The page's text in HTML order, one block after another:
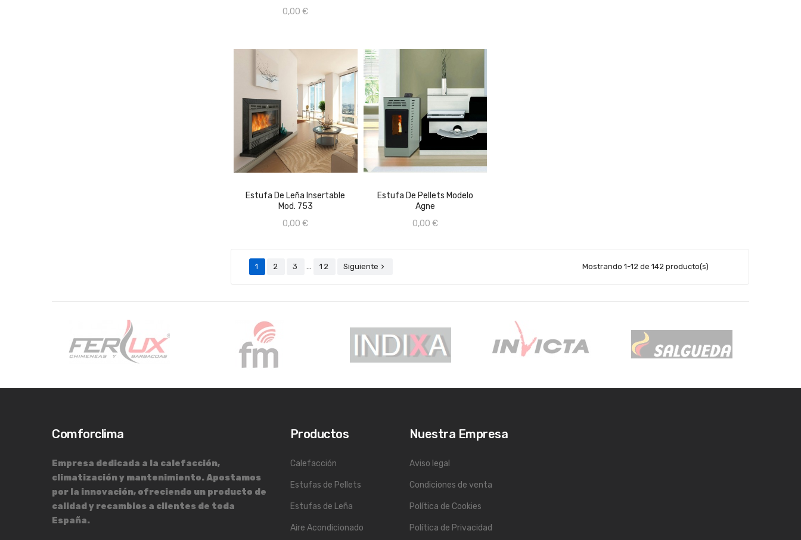
0,00 €
Estufa De Leña Insertable
Mod. 753
0,00 €
Estufa De Pellets Modelo
Agne
0,00 €
CONSULTAR PRECIO EN
TIENDA FÍSICA 659670368
AÑADIR AL CARRITO
1 2 3 … 12 Siguiente  Mostrando 1-12 de 142 producto(s)
Comforclima
Empresa dedicada a la calefacción,
climatización y mantenimiento. Apostamos
por la innovación, ofreciendo un producto de
calidad y recambios a clientes de toda
España.
Productos
Calefacción
Estufas de Pellets
Estufas de Leña
Aire Acondicionado
Nuestra Empresa
Aviso legal
Condiciones de venta
Política de Cookies
Política de Privacidad